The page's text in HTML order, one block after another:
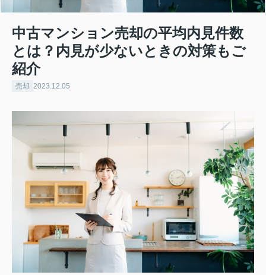
中古マンション売却の平均内見件数
とは？内見が少ないときの対策もご
紹介
売却 2023.12.05